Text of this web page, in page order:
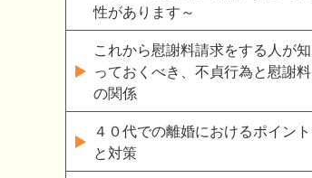
性があります～
これから慰謝料請求をする人が知
っておくべき、不貞行為と慰謝料
の関係
４０代での離婚におけるポイント
と対策